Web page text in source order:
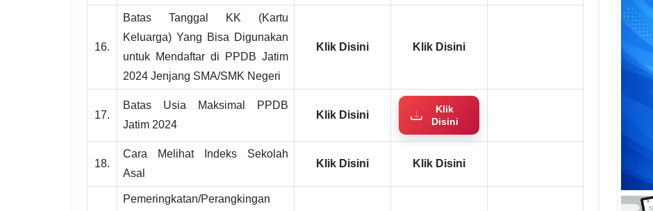
16.
Batas Tanggal KK (Kartu
Keluarga) Yang Bisa Digunakan
untuk Mendaftar di PPDB Jatim
2024 Jenjang SMA/SMK Negeri
Klik Disini Klik Disini
17.
Batas Usia Maksimal PPDB
Jatim 2024
Klik Disini
Klik
Disini
18.
Cara Melihat Indeks Sekolah
Asal
Klik Disini Klik Disini
Pemeringkatan/Perangkingan